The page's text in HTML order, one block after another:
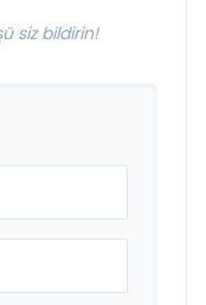
siz bildirin!